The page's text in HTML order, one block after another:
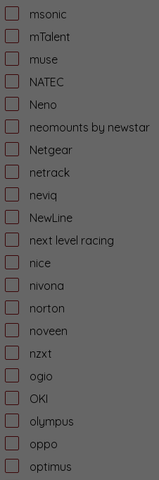
msonic
mTalent
muse
NATEC
Neno
neomounts by newstar
Netgear
netrack
neviq
NewLine
next level racing
nice
nivona
norton
noveen
nzxt
ogio
OKI
olympus
oppo
optimus